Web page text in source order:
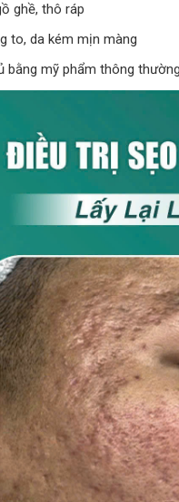
ghề, thô ráp
to, da kém mịn màng
bằng mỹ phẩm thông thường